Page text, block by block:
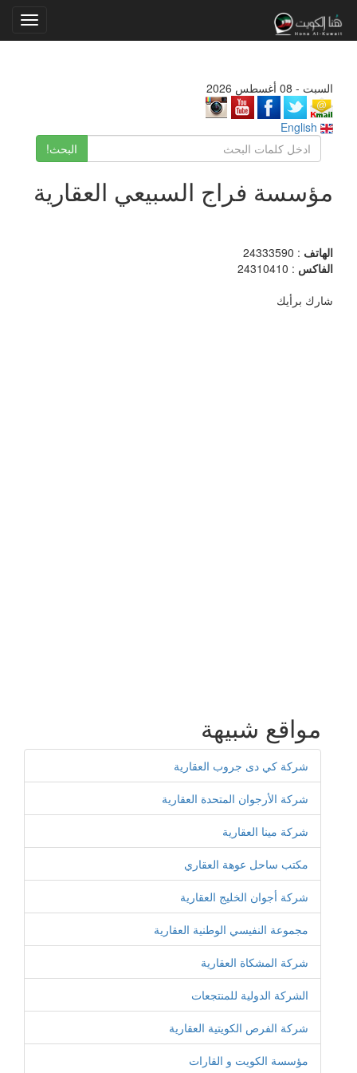
السبت - 08 أغسطس 2026
البحث!
مؤسسة فراج السبيعي العقارية
الهاتف : 24333590
الفاكس : 24310410
شارك برأيك
مواقع شبيهة
شركة كي دى جروب العقارية
شركة الأرجوان المتحدة العقارية
شركة مينا العقارية
مكتب ساحل عوهة العقاري
شركة أجوان الخليج العقارية
مجموعة النفيسي الوطنية العقارية
شركة المشكاة العقارية
الشركة الدولية للمنتجعات
شركة الفرص الكويتية العقارية
مؤسسة الكويت و القارات